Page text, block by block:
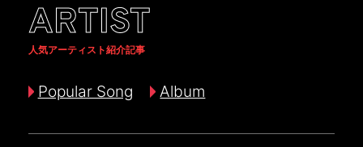
ARTIST
人気アーティスト紹介記事
Popular Song Album